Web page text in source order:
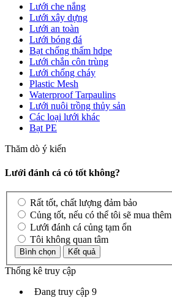
Lưới che nắng
Lưới xây dựng
Lưới an toàn
Lưới bóng đá
Bạt chống thấm hdpe
Lưới chắn côn trùng
Lưới chống cháy
Plastic Mesh
Waterproof Tarpaulins
Lưới nuôi trồng thủy sản
Các loại lưới khác
Bạt PE
Thăm dò ý kiến
Lưới đánh cá có tốt không?
Rất tốt, chất lượng đảm bảo
Củng tốt, nếu có thể tôi sẽ mua thêm
Lưới đánh cá củng tạm ổn
Tôi không quan tâm
Thống kê truy cập
Đang truy cập 9